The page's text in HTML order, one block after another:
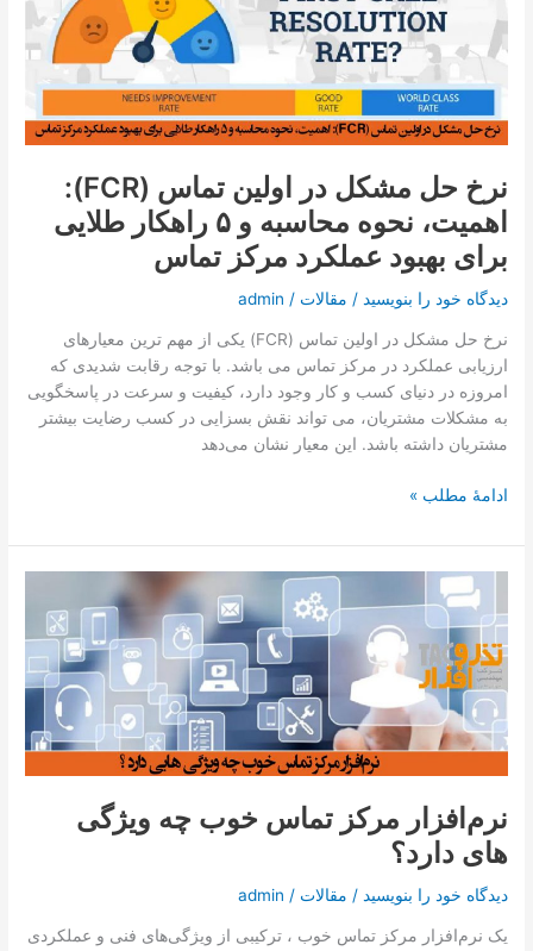
نرخ حل مشکل در اولین تماس (FCR):
اهمیت، نحوه محاسبه و ۵ راهکار طلایی
برای بهبود عملکرد مرکز تماس
دیدگاه‌ خود را بنویسید / مقالات /
admin
نرخ حل مشکل در اولین تماس (FCR) یکی از مهم‌ ترین معیارهای
ارزیابی عملکرد در مرکز تماس می باشد. با توجه رقابت شدیدی که
امروزه در دنیای کسب و کار وجود دارد، کیفیت و سرعت در پاسخگویی
به مشکلات مشتریان، می تواند نقش بسزایی در کسب رضایت بیشتر
مشتریان داشته باشد. این معیار نشان می‌دهد
در
اولین
تماس
اهمیت،
محاسبه
و
راهکار
طلایی
بهبود
عملکرد
مرکز
تماس
ادامۀ مطلب »
نرم‌افزار مرکز تماس خوب چه ویژگی
های دارد؟
دیدگاه‌ خود را بنویسید / مقالات /
admin
یک نرم‌افزار مرکز تماس خوب ، ترکیبی از ویژگی‌های فنی و عملکردی
نرم‌افزار
مرکز
خوب
چه
ویژگی
های